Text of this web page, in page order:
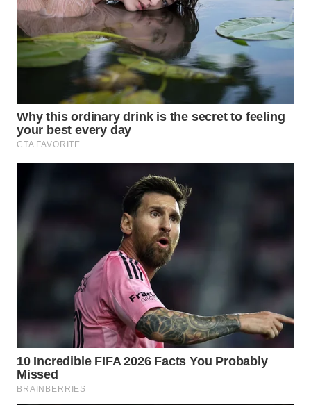
TV
WAHANANEWS
ID
WAHANANEWS
CO ID
SELEB
WAHANA
PERSONA